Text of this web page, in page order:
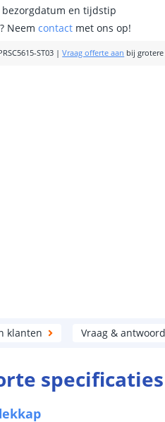
bezorgdatum en tijdstip
Neemcontact met ons op!
ST03 |Vraag offerte aan bij
klanten Vraag & antwoord
specificaties